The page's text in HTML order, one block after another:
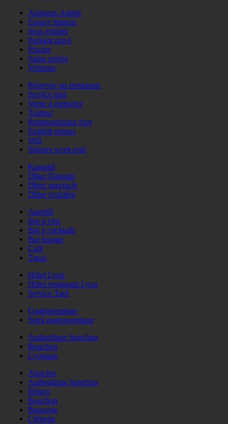
Animaux Admis
Espace fumeur
Jeux enfants
Parking privé
Piscine
Salon privés
Voiturier
Réserver un restaurant
Service tard
Vente à emporter
Traiteur
Retransmission foot
English menus
Wifi
Séjours week-end
Karaoké
Dîner Dansant
Dîner spectacle
Dîner croisière
Apéritif
Bar à vins
Bar à cocktails
Bar lounge
Café
Tapas
Hôtel Lyon
Hôtel restaurant Lyon
Service Tard
Gastronomique
Semi gastronomique
Authentique bouchon
Bouchon
Lyonnais
Alsacien
Authentique bouchon
Bistrot
Bouchon
Brasserie
Crêperie